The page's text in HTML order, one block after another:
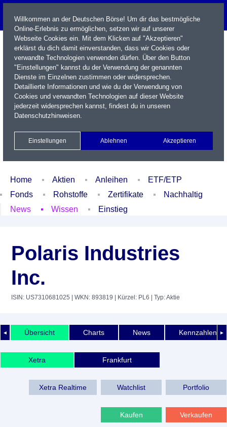
Name / WKN / ISIN / Kürzel
Xetra Realtime
Watchlist Portfolio Login
Home Aktien Anleihen
ETF/ETP
Fonds
Rohstoffe Zertifikate
Nachhaltig
News
Wissen Einstieg
Polaris Industries
Inc.
ISIN: US7310681025 | WKN: 893819 | Kürzel: PL6 | Typ: Aktie
◄ ►
Übersicht Charts News Kennzahlen
Xetra Frankfurt
Xetra Realtime Watchlist Portfolio
Kaufen Verkaufen
Willkommen an der Deutschen Börse! Um dir das bestmögliche
Online-Erlebnis zu ermöglichen, setzen wir auf unserer
Webseite Cookies ein. Mit dem Klicken auf "Akzeptieren"
erklärst du dich damit einverstanden, dass wir Cookies oder
verwandte Technologien verwenden dürfen. Über den Button
"Einstellungen" kannst du der Verwendung der genannten
Dienste im Einzelnen zustimmen oder widersprechen.
Detaillierte Informationen und wie du der Verwendung von
Cookies und verwandten Technologien auf dieser Website
jederzeit widersprechen kannst, findest du in unseren
Datenschutzhinweisen.
Einstellungen Ablehnen Akzeptieren